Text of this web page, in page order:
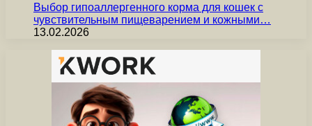
Выбор гипоаллергенного корма для кошек с
чувствительным пищеварением и кожными…
13.02.2026